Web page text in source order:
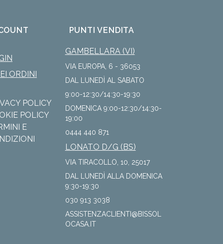
ORDINI
POLICY
POLICY
E
PUNTI VENDITA
GAMBELLARA (VI)
VIA EUROPA, 6 - 36053
DAL LUNEDÌ AL SABATO
9:00-12:30/14:30-19:30
DOMENICA 9:00-12:30/14:30-
19:00
0444 440 871
LONATO D/G (BS)
VIA TIRACOLLO, 10, 25017
DAL LUNEDÌ ALLA DOMENICA
9:30-19:30
030 913 3038
ASSISTENZACLIENTI@BISSOL
OCASA.IT